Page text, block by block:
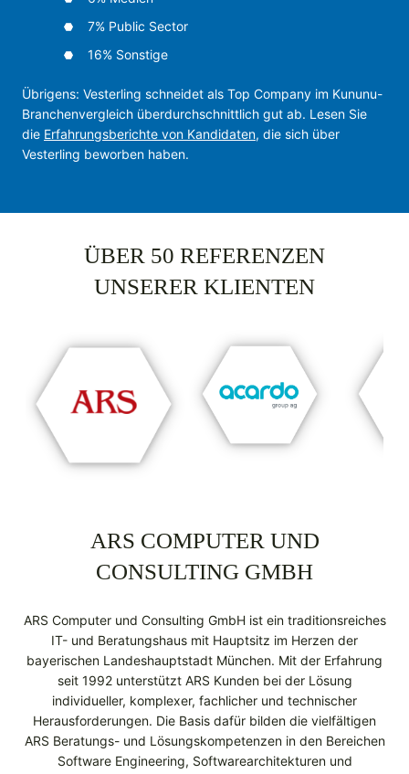
7% Pub­lic Sec­tor
16% Sons­ti­ge
Übrigens: Vesterling schneidet als Top Company im Kununu-
Branchen­vergleich über­durch­schnittlich gut ab. Lesen Sie
die Erfahrungs­berichte von Kandidaten, die sich über
Vesterling beworben haben.
ÜBER 50 REFERENZEN
UNSERER KLIENTEN
ARS COMPUTER UND
CONSULTING GMBH
ARS Computer und Consulting GmbH ist ein traditionsreiches
IT- und Beratungshaus mit Hauptsitz im Herzen der
bayerischen Landeshauptstadt München. Mit der Erfahrung
seit 1992 unterstützt ARS Kunden bei der Lösung
individueller, komplexer, fachlicher und technischer
Herausforderungen. Die Basis dafür bilden die vielfältigen
ARS Beratungs- und Lösungs­kompetenzen in den Bereichen
Software Engineering, Softwarearchitekturen und